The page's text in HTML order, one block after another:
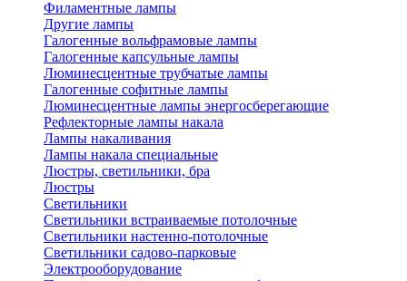
Филаментные лампы
Другие лампы
Галогенные вольфрамовые лампы
Галогенные капсульные лампы
Люминесцентные трубчатые лампы
Галогенные софитные лампы
Люминесцентные лампы энергосберегающие
Рефлекторные лампы накала
Лампы накаливания
Лампы накала специальные
Люстры, светильники, бра
Люстры
Светильники
Светильники встраиваемые потолочные
Светильники настенно-потолочные
Светильники садово-парковые
Электрооборудование